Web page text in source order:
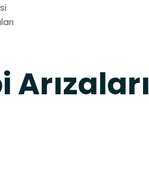
Arızaları